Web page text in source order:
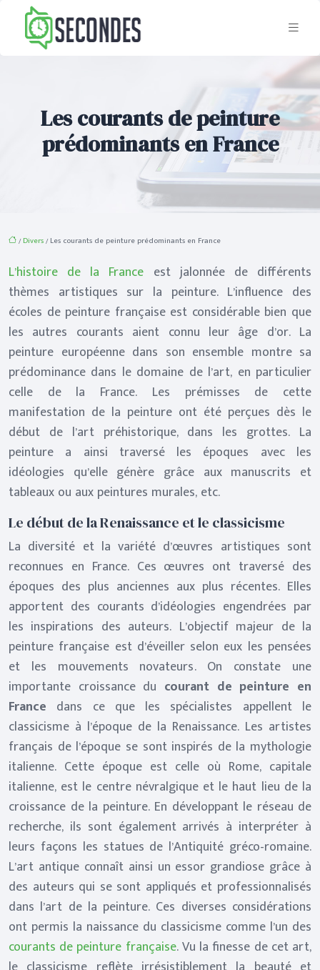
Les courants de peinture
prédominants en France
/Divers/ Les courants de peinture prédominants en France
L’histoire de la France est jalonnée de différents
thèmes artistiques sur la peinture. L’influence des
écoles de peinture française est considérable bien que
les autres courants aient connu leur âge d’or. La
peinture européenne dans son ensemble montre sa
prédominance dans le domaine de l’art, en particulier
celle de la France. Les prémisses de cette
manifestation de la peinture ont été perçues dès le
début de l’art préhistorique, dans les grottes. La
peinture a ainsi traversé les époques avec les
idéologies qu’elle génère grâce aux manuscrits et
tableaux ou aux peintures murales, etc.
Le début de la Renaissance et le classicisme
La diversité et la variété d’œuvres artistiques sont
reconnues en France. Ces œuvres ont traversé des
époques des plus anciennes aux plus récentes. Elles
apportent des courants d’idéologies engendrées par
les inspirations des auteurs. L’objectif majeur de la
peinture française est d’éveiller selon eux les pensées
et les mouvements novateurs. On constate une
importante croissance du courant de peinture en
France dans ce que les spécialistes appellent le
classicisme à l’époque de la Renaissance. Les artistes
français de l’époque se sont inspirés de la mythologie
italienne. Cette époque est celle où Rome, capitale
italienne, est le centre névralgique et le haut lieu de la
croissance de la peinture. En développant le réseau de
recherche, ils sont également arrivés à interpréter à
leurs façons les statues de l’Antiquité gréco-romaine.
L’art antique connaît ainsi un essor grandiose grâce à
des auteurs qui se sont appliqués et professionnalisés
dans l’art de la peinture. Ces diverses considérations
ont permis la naissance du classicisme comme l’un des
courants de peinture française. Vu la finesse de cet art,